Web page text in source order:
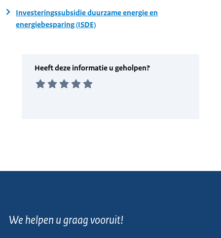
Investeringssubsidie duurzame energie en
energiebesparing (ISDE)
We helpen u graag vooruit!